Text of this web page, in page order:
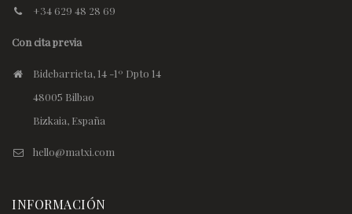
+34 629 48 28 69
Con cita previa
Bidebarrieta, 14 -1º Dpto 14
48005 Bilbao
Bizkaia, España
hello@matxi.com
INFORMACIÓN